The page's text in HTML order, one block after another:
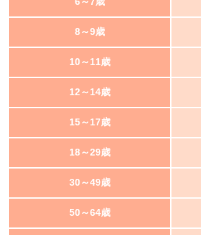
8～9歳
10～11歳
12～14歳
15～17歳
18～29歳
30～49歳
50～64歳